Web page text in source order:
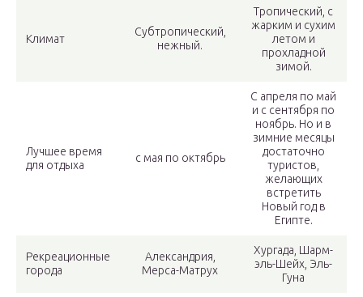
Климат
Субтропический,
нежный.
Тропический, с
жарким и сухим
летом и
прохладной
зимой.
Лучшее время
для отдыха
с мая по октябрь
С апреля по май
и с сентября по
ноябрь. Но и в
зимние месяцы
достаточно
туристов,
желающих
встретить
Новый год в
Египте.
Рекреационные
города
Александрия,
Мерса-Матрух
Хургада, Шарм-
эль-Шейх, Эль-
Гуна